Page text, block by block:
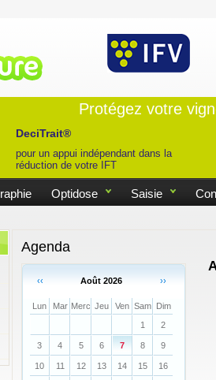
Protégez votre
DeciTrait®
pour un appui indépendant dans la
réduction de votre IFT
Optidose Saisie
Agenda
‹‹ Août 2026 ››
Lun Mar Merc Jeu Ven Sam Dim
1
2
3 4 5 6 7 8 9
10 11 12 13 14 15 16